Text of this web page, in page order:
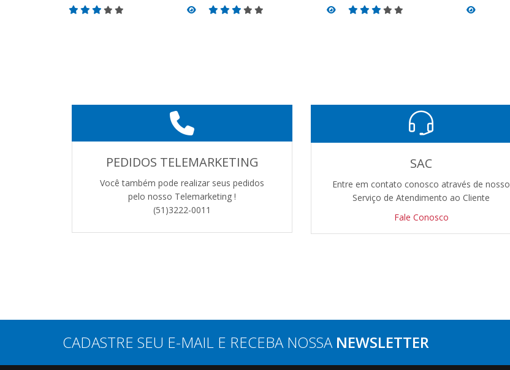
PEDIDOS TELEMARKETING
Você também pode realizar seus pedidos
pelo nosso Telemarketing !
(51)3222-0011
SAC
Entre em contato conosco através de nosso
Serviço de Atendimento ao Cliente
Fale Conosco
CADASTRE SEU E-MAIL E RECEBA NOSSA NEWSLETTER